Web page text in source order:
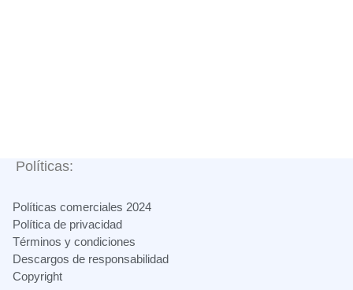
Políticas:
Políticas comerciales 2024
Política de privacidad
Términos y condiciones
Descargos de responsabilidad
Copyright